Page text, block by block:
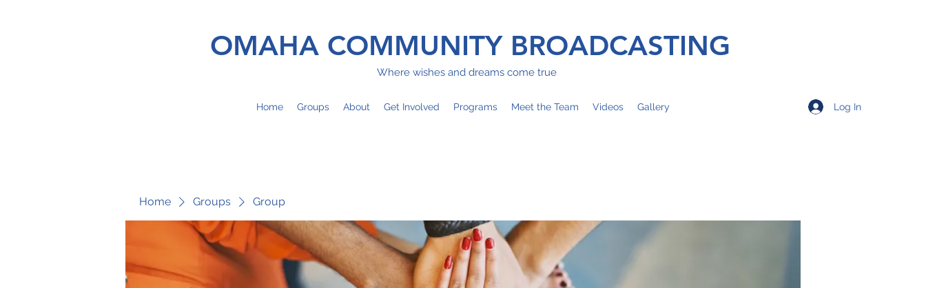
OMAHA COMMUNITY BROADCASTING
Where wishes and dreams come true
Home Groups About Get Involved Programs Meet the Team Videos Gallery Log In
Home Groups Group